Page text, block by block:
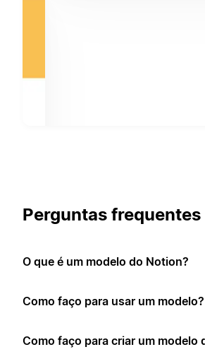
Perguntas frequentes
O que é um modelo do Notion?
Como faço para usar um modelo?
Como faço para criar um modelo